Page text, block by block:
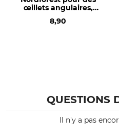
œillets angulaires,
prononcé
8,90
QUESTIONS
Il n'y a pas